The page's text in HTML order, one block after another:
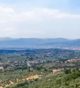
A distribuição
majestoso
percursos de
é reforçada